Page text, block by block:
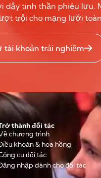
tinh thần phiêu lưu.
trội cho mạng lưới
tài khoản trải nghiệm
thành đối tác
chương trình
khoản & hoa hồng
cụ đối tác
nhập dành cho đối tác